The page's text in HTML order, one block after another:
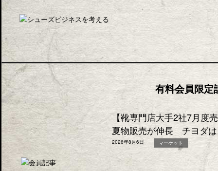
有料会員限定
【靴専門店大手2社7月度
夏物販売が伸長 チヨダ
2026年8月6日 マーケット